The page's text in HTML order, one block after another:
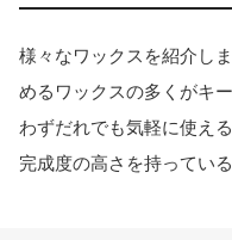
様々なワックスを紹介し
めるワックスの多くがキ
わずだれでも気軽に使え
完成度の高さを持ってい